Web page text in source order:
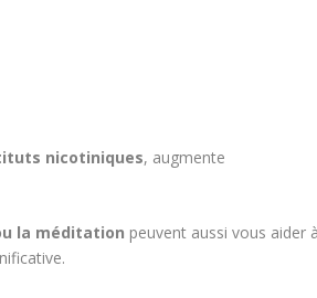
nicotiniques, augmente
la méditation peuvent aussi vous aider